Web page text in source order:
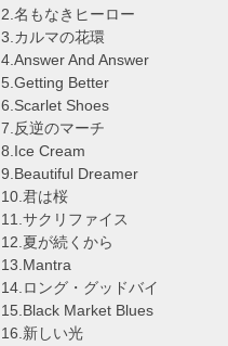
2.名もなきヒーロー
3.カルマの花環
4.Answer And Answer
5.Getting Better
6.Scarlet Shoes
7.反逆のマーチ
8.Ice Cream
9.Beautiful Dreamer
10.君は桜
11.サクリファイス
12.夏が続くから
13.Mantra
14.ロング・グッドバイ
15.Black Market Blues
16.新しい光